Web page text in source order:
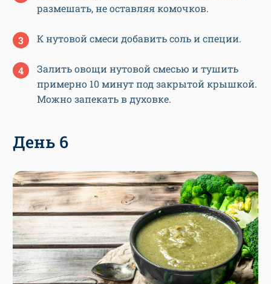
размешать, не оставляя комочков.
К нутовой смеси добавить соль и специи.
Залить овощи нутовой смесью и тушить
примерно 10 минут под закрытой крышкой.
Можно запекать в духовке.
День 6